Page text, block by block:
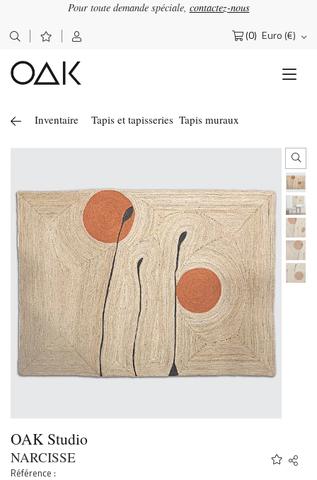
Pour toute demande spéciale, contactez-nous
(0) Euro (€)
Rechercher :
Inventaire Tapis et tapisseries Tapis muraux
OAK Studio
NARCISSE
Référence :
Share
Twitter